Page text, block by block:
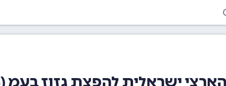
ישראלית להפצת גזוז בעמ (510005986)